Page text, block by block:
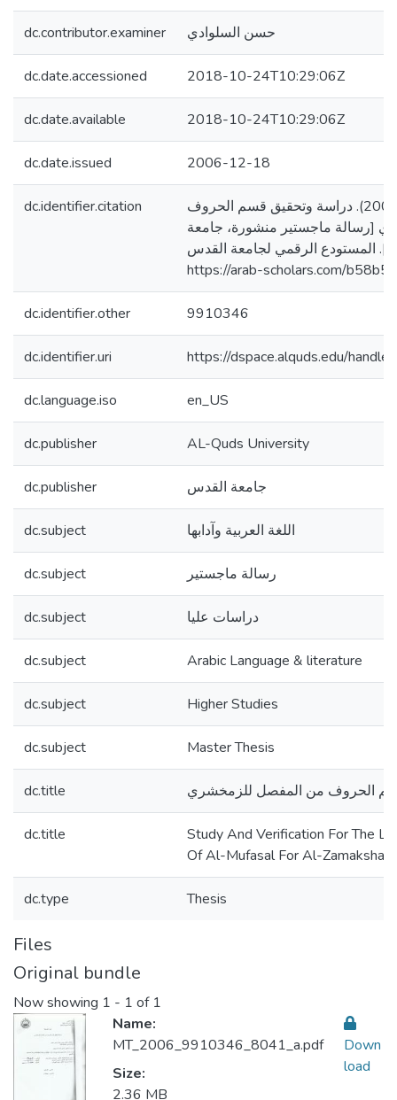
dc.contributor.examiner حسن السلوادي
dc.date.accessioned 2018-10-24T10:29:06Z
dc.date.available 2018-10-24T10:29:06Z
dc.date.issued 2006-12-18
dc.identifier.citation
خضر، كامل محمود. (2006). دراسة وتحقيق قسم الحروف
[رسالة ماجستير منشورة، جامعة
المستودع الرقمي لجامعة القدس.
https://arab-scholars.com/b58b57
dc.identifier.other 9910346
dc.identifier.uri https://dspace.alquds.edu/
dc.language.iso en_US
dc.publisher AL-Quds University
dc.publisher جامعة القدس
dc.subject اللغة العربية وآدابها
dc.subject رسالة ماجستير
dc.subject دراسات عليا
dc.subject Arabic Language & literature
dc.subject Higher Studies
dc.subject Master Thesis
dc.title الحروف من المفصل للزمخشري
dc.title
Study And Verification For The
Of Al-Mufasal For Al-Zamakshary
dc.type Thesis
Files
Original bundle
Now showing 1 - 1 of 1
Name:
MT_2006_9910346_8041_a.pdf
Size:
2.36 MB
Down
load